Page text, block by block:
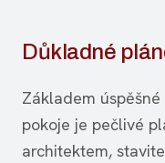
Důkladné
Základem
pokoje je pečlivé
architektem,